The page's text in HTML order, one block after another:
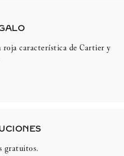
roja característica de Cartier y
gratuitos.